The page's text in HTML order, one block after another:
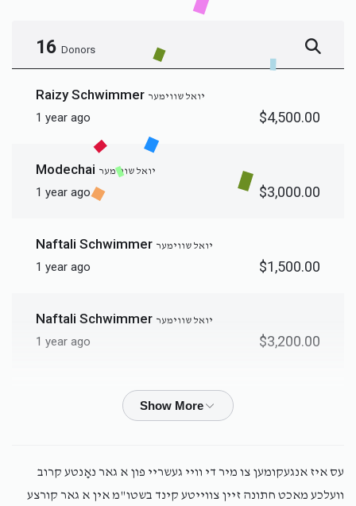
16 Donors
Raizy Schwimmer יואל שווימער
1 year ago $4,500.00
Modechai יואל שווימער
1 year ago $3,000.00
Naftali Schwimmer יואל שווימער
1 year ago $1,500.00
Naftali Schwimmer יואל שווימער
1 year ago $3,200.00
MiriamSchwimmer
MiriamSchwimmerיואל שווימער
1 year ago $4,800.00
עס איז אנגעקומען צו מיר די וויי געשריי פון א גאר נאָנטע קרוב
וועלכע מאכט חתונה זיין צווייטע קינד בשטו"מ אין א גאר קורצע